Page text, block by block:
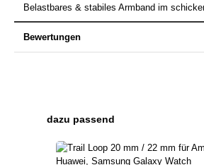
Belastbares & stabiles Armband im
Bewertungen
Produktgalerie überspringen
dazu passend